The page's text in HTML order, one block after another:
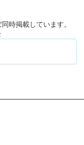
時掲載しています。